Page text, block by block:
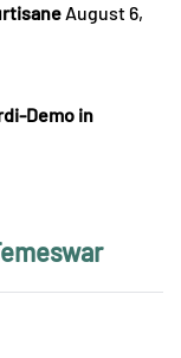
August 6,
Demo in